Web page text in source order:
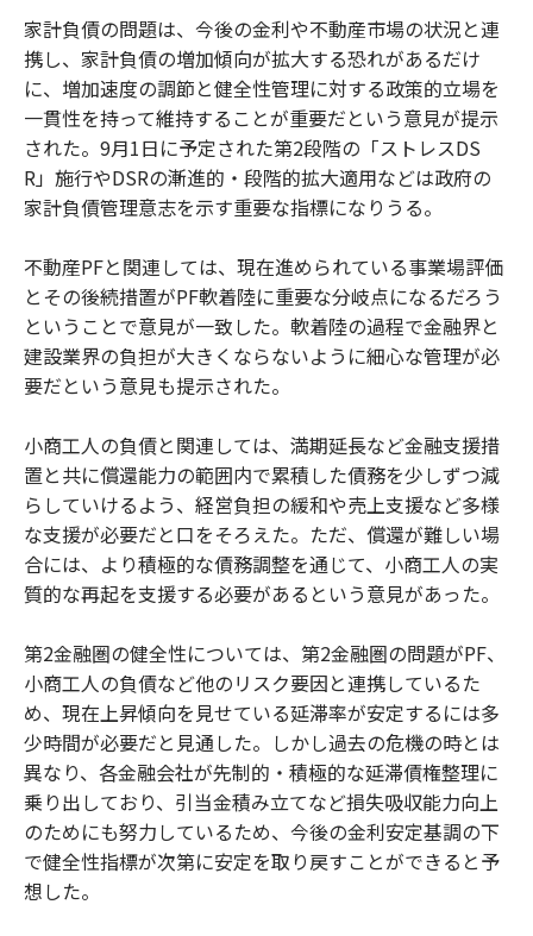
家計負債の問題は、今後の金利や不動産市場の状況と連
携し、家計負債の増加傾向が拡大する恐れがあるだけ
に、増加速度の調節と健全性管理に対する政策的立場を
一貫性を持って維持することが重要だという意見が提示
された。9月1日に予定された第2段階の「ストレスDS
R」施行やDSRの漸進的・段階的拡大適用などは政府の
家計負債管理意志を示す重要な指標になりうる。
不動産PFと関連しては、現在進められている事業場評価
とその後続措置がPF軟着陸に重要な分岐点になるだろう
ということで意見が一致した。軟着陸の過程で金融界と
建設業界の負担が大きくならないように細心な管理が必
要だという意見も提示された。
小商工人の負債と関連しては、満期延長など金融支援措
置と共に償還能力の範囲内で累積した債務を少しずつ減
らしていけるよう、経営負担の緩和や売上支援など多様
な支援が必要だと口をそろえた。ただ、償還が難しい場
合には、より積極的な債務調整を通じて、小商工人の実
質的な再起を支援する必要があるという意見があった。
第2金融圏の健全性については、第2金融圏の問題がPF、
小商工人の負債など他のリスク要因と連携しているた
め、現在上昇傾向を見せている延滞率が安定するには多
少時間が必要だと見通した。しかし過去の危機の時とは
異なり、各金融会社が先制的・積極的な延滞債権整理に
乗り出しており、引当金積み立てなど損失吸収能力向上
のためにも努力しているため、今後の金利安定基調の下
で健全性指標が次第に安定を取り戻すことができると予
想した。